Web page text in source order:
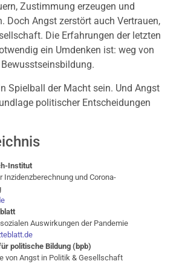
Zustimmung erzeugen und
Doch Angst zerstört auch Vertrauen,
Die Erfahrungen der letzten
ein Umdenken ist: weg von
Spielball der Macht sein. Und Angst
politischer Entscheidungen
Institut
Inzidenzberechnung und Corona-
Auswirkungen der Pandemie
politische Bildung (bpb)
von Angst in Politik & Gesellschaft